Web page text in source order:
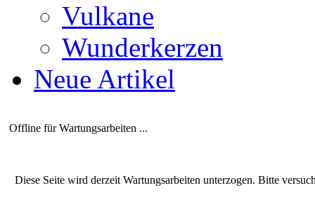
Vulkane
Wunderkerzen
Neue Artikel
Offline für Wartungsarbeiten ...
Diese Seite wird derzeit Wartungsarbeiten unterzogen. Bitte